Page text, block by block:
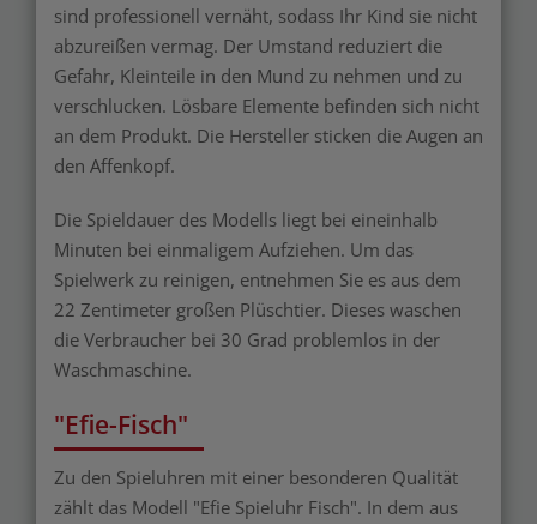
sind professionell vernäht, sodass Ihr Kind sie nicht
abzureißen vermag. Der Umstand reduziert die
Gefahr, Kleinteile in den Mund zu nehmen und zu
verschlucken. Lösbare Elemente befinden sich nicht
an dem Produkt. Die Hersteller sticken die Augen an
den Affenkopf.
Die Spieldauer des Modells liegt bei eineinhalb
Minuten bei einmaligem Aufziehen. Um das
Spielwerk zu reinigen, entnehmen Sie es aus dem
22 Zentimeter großen Plüschtier. Dieses waschen
die Verbraucher bei 30 Grad problemlos in der
Waschmaschine.
"Efie-Fisch"
Zu den Spieluhren mit einer besonderen Qualität
zählt das Modell "Efie Spieluhr Fisch". In dem aus